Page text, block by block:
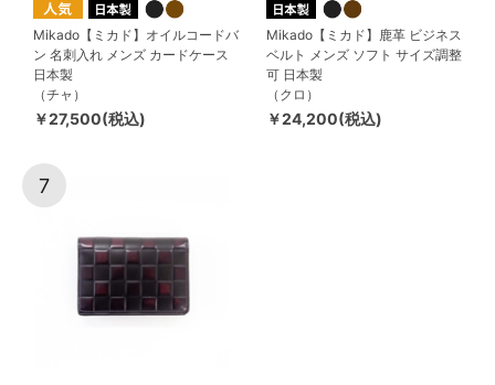
Mikado【ミカド】オイルコードバ
ン 名刺入れ メンズ カードケース
日本製
（チャ）
￥27,500(税込)
Mikado【ミカド】鹿革 ビジネス
ベルト メンズ ソフト サイズ調整
可 日本製
（クロ）
￥24,200(税込)
7